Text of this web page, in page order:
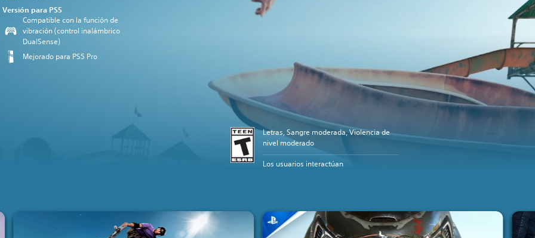
Versión para PS5
Compatible con la función de
vibración (control inalámbrico
DualSense)
Mejorado para PS5 Pro
Letras, Sangre moderada, Violencia de
nivel moderado
Los usuarios interactúan